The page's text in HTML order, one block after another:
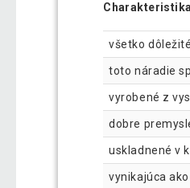
všetko
toto náradie
vyrobené z
dobre
uskladnené v
vynikajúca